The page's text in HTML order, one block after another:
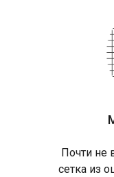
Почти не
сетка из